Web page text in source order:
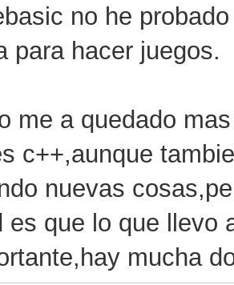
no he
para hacer juegos.
me a quedado
c++,aunque
nuevas
es que lo que
mucha